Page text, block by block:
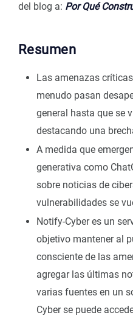
del blog a: Por Qué
Resumen
Las amenazas
menudo pasan
general hasta que se
destacando una
A medida que
generativa como
sobre noticias de
vulnerabilidades se
Notify-Cyber es un
objetivo mantener al
consciente de las
agregar las últimas
varias fuentes en un
Cyber se puede